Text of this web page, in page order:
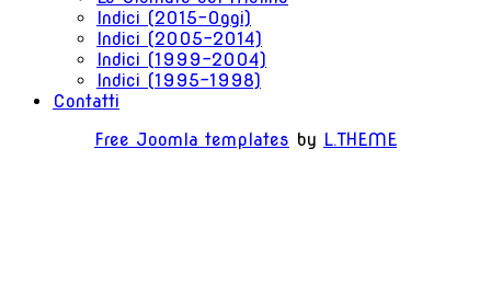
Indici (2015-Oggi)
Indici (2005-2014)
Indici (1999-2004)
Indici (1995-1998)
Contatti
Free Joomla templates by L.THEME